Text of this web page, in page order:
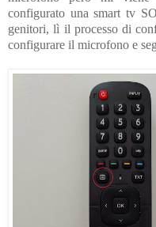
configurato una smart tv
genitori, lì il processo di
configurare il microfono e